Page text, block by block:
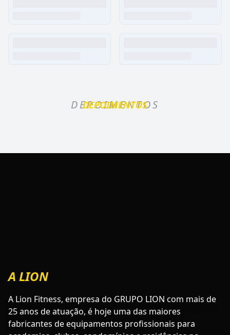
DEPOIMENTOS
DEPOIMENTOS
A LION
A Lion Fitness, empresa do GRUPO LION com mais de
25 anos de atuação, é hoje uma das maiores
fabricantes de equipamentos profissionais para